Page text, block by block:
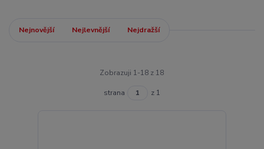
Nejnovější Nejlevnější Nejdražší
Zobrazuji 1-18 z 18
strana z 1